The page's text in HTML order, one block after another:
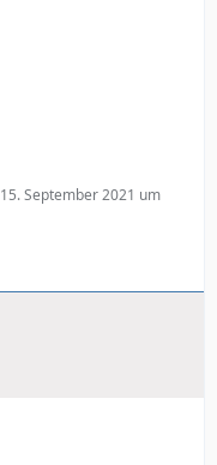
15. September 2021 um